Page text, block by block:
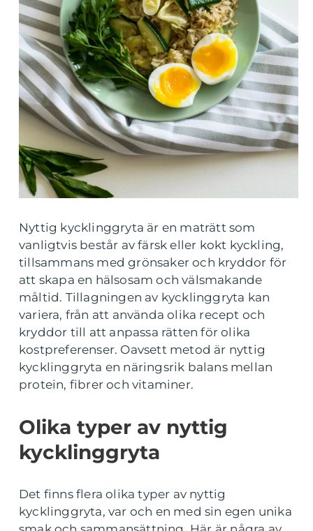
Nyttig kycklinggryta är en maträtt som
vanligtvis består av färsk eller kokt kyckling,
tillsammans med grönsaker och kryddor för
att skapa en hälsosam och välsmakande
måltid. Tillagningen av kycklinggryta kan
variera, från att använda olika recept och
kryddor till att anpassa rätten för olika
kostpreferenser. Oavsett metod är nyttig
kycklinggryta en näringsrik balans mellan
protein, fibrer och vitaminer.
Olika typer av nyttig
kycklinggryta
Det finns flera olika typer av nyttig
kycklinggryta, var och en med sin egen unika